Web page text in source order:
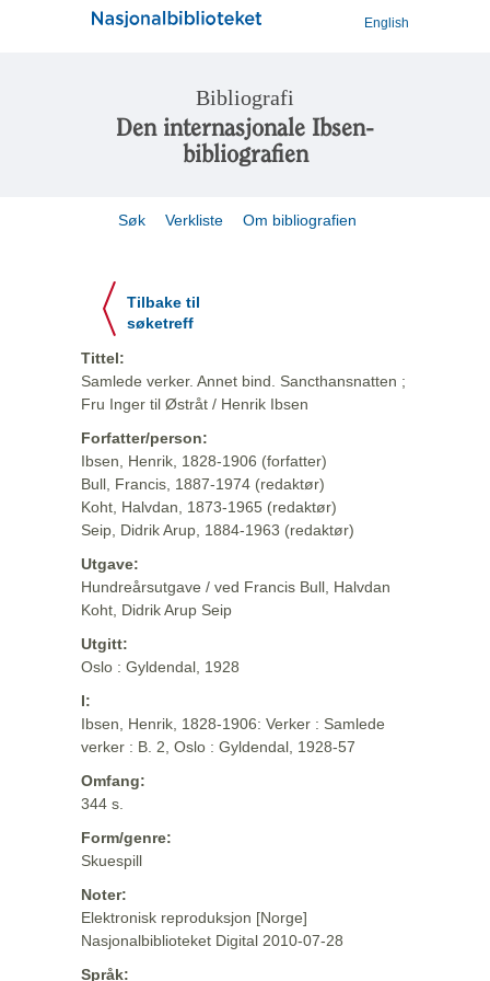
English
Bibliografi
Den internasjonale Ibsen-
bibliografien
Søk Verkliste Om bibliografien
Tilbake til
søketreff
Tittel:
Samlede verker. Annet bind. Sancthansnatten ;
Fru Inger til Østråt / Henrik Ibsen
Forfatter/person:
Ibsen, Henrik, 1828-1906 (forfatter)
Bull, Francis, 1887-1974 (redaktør)
Koht, Halvdan, 1873-1965 (redaktør)
Seip, Didrik Arup, 1884-1963 (redaktør)
Utgave:
Hundreårsutgave / ved Francis Bull, Halvdan
Koht, Didrik Arup Seip
Utgitt:
Oslo : Gyldendal, 1928
I:
Ibsen, Henrik, 1828-1906: Verker : Samlede
verker : B. 2, Oslo : Gyldendal, 1928-57
Omfang:
344 s.
Form/genre:
Skuespill
Noter:
Elektronisk reproduksjon [Norge]
Nasjonalbiblioteket Digital 2010-07-28
Språk: